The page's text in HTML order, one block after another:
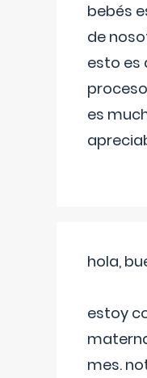
bebés
de
esto es
es
hola,
estoy
mes.